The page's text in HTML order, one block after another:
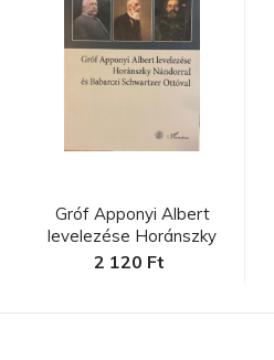
Gróf Apponyi Albert
levelezése Horánszky
Nándorra...
2 120 Ft